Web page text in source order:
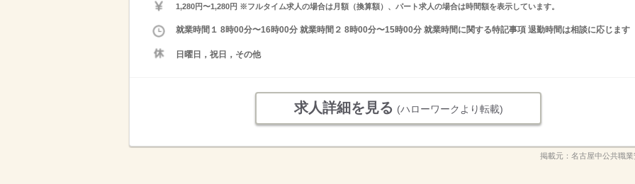
1,280円〜1,280円 ※フルタイム求人の場合は月額（換算額）、パート求人の場合は時間額を表示しています。
就業時間１ 8時00分〜16時00分 就業時間２ 8時00分〜15時00分 就業時間に関する特記事項 退勤時間は相談に応じます
日曜日，祝日，その他
求人詳細を見る (ハローワークより転載)
掲載元： 名古屋中公共職